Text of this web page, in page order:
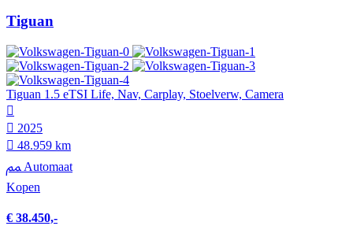
Tiguan
Tiguan 1.5 eTSI Life, Nav, Carplay, Stoelverw, Camera
2025
48.959 km
Automaat
Kopen
€ 38.450,-